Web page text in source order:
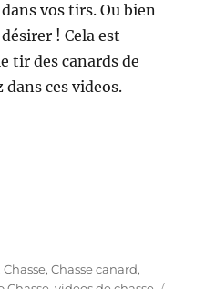
vos tirs. Ou bien
! Cela est
tir des canards de
ces videos.
,Chasse,Chasse canard,